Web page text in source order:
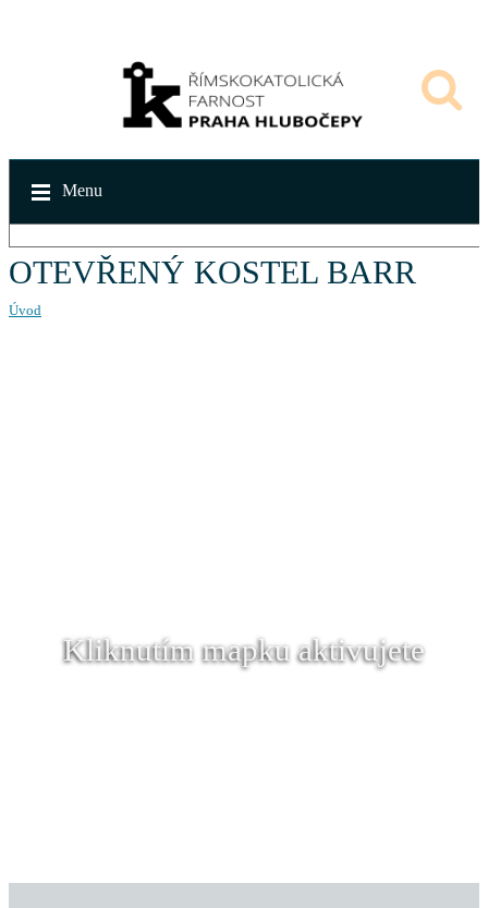
Menu
OTEVŘENÝ KOSTEL BARR
Úvod
Kliknutím mapku aktivujete